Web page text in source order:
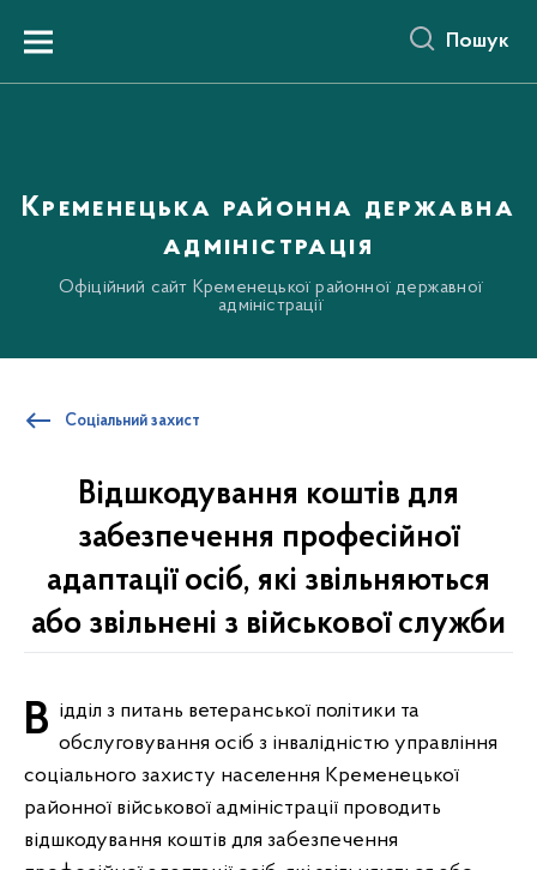
вмістуMenu Пошук
Кременецька районна державна
адміністрація
Офіційний сайт Кременецької районної державної
адміністрації
Соціальний захист
Відшкодування коштів для
забезпечення професійної
адаптації осіб, які звільняються
або звільнені з військової служби
Відділ з питань ветеранської політики та обслуговування осіб з інвалідністю управління
соціального захисту населення Кременецької
районної військової адміністрації проводить
відшкодування коштів для забезпечення